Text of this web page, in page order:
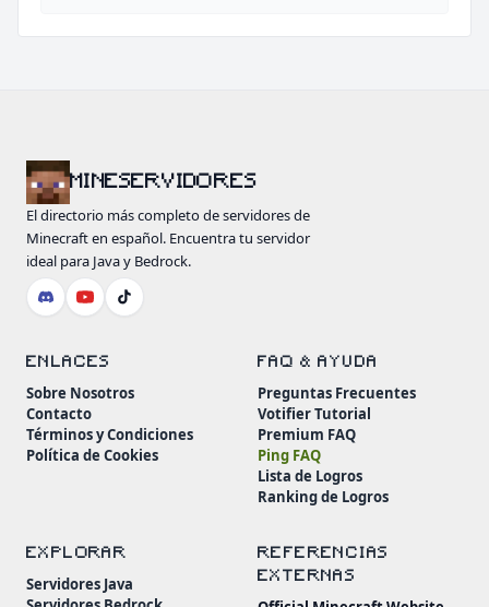
MINESERVIDORES
El directorio más completo de servidores de
Minecraft en español. Encuentra tu servidor
ideal para Java y Bedrock.
ENLACES
Sobre Nosotros
Contacto
Términos y Condiciones
Política de Cookies
FAQ & AYUDA
Preguntas Frecuentes
Votifier Tutorial
Premium FAQ
Ping FAQ
Lista de Logros
Ranking de Logros
EXPLORAR
Servidores Java
REFERENCIAS
EXTERNAS